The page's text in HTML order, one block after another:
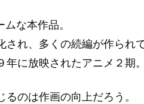
な本作品。
され、多くの続編が作られ
年に放映されたアニメ２期
るのは作画の向上だろう。